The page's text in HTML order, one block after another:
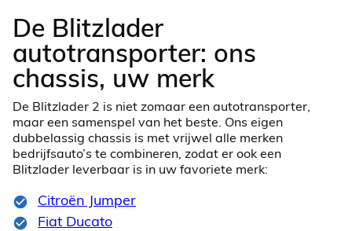
De Blitzlader
autotransporter: ons
chassis, uw merk
De Blitzlader 2 is niet zomaar een autotransporter,
maar een samenspel van het beste. Ons eigen
dubbelassig chassis is met vrijwel alle merken
bedrijfsauto’s te combineren, zodat er ook een
Blitzlader leverbaar is in uw favoriete merk:
Citroën Jumper
Fiat Ducato